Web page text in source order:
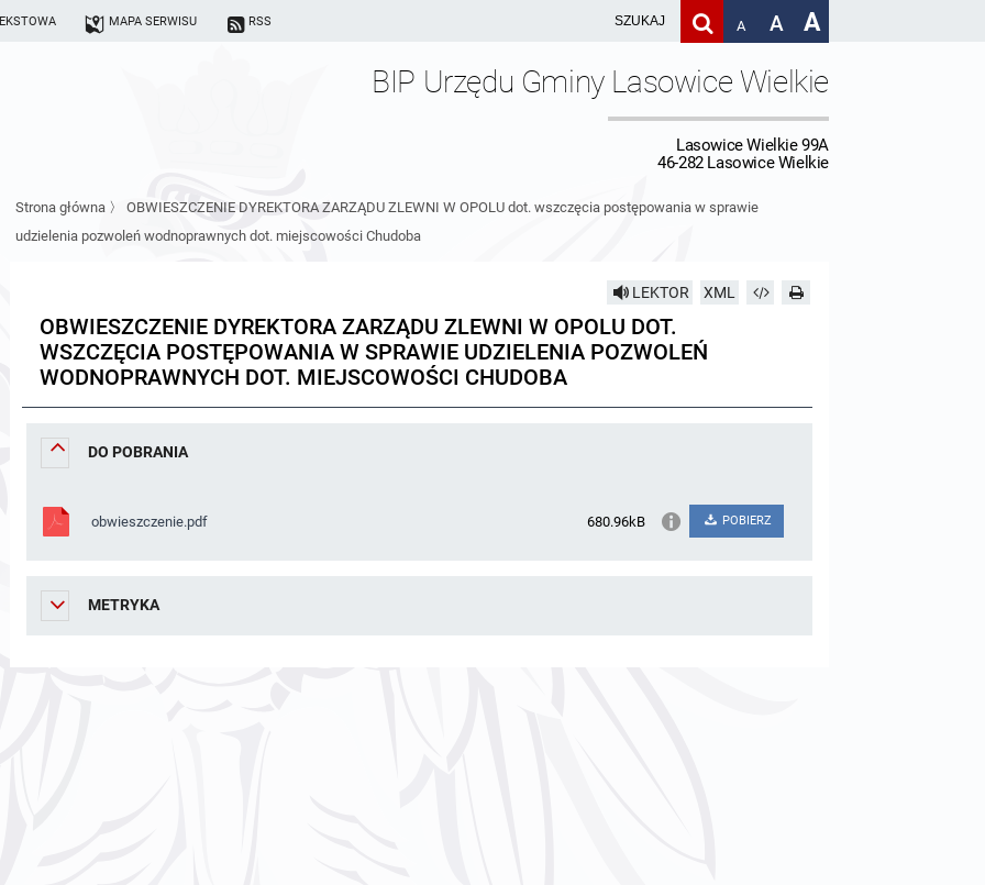
MAPA SERWISU RSS A A A
BIP Urzędu Gminy Lasowice Wielkie
Lasowice Wielkie 99A
46-282 Lasowice Wielkie
Strona główna 〉 OBWIESZCZENIE DYREKTORA ZARZĄDU ZLEWNI W OPOLU dot. wszczęcia postępowania w sprawie
udzielenia pozwoleń wodnoprawnych dot. miejscowości Chudoba
LEKTOR XML
OBWIESZCZENIE DYREKTORA ZARZĄDU ZLEWNI W OPOLU DOT.
WSZCZĘCIA POSTĘPOWANIA W SPRAWIE UDZIELENIA POZWOLEŃ
WODNOPRAWNYCH DOT. MIEJSCOWOŚCI CHUDOBA
DO POBRANIA
obwieszczenie.pdf 680.96kB POBIERZ
METRYKA